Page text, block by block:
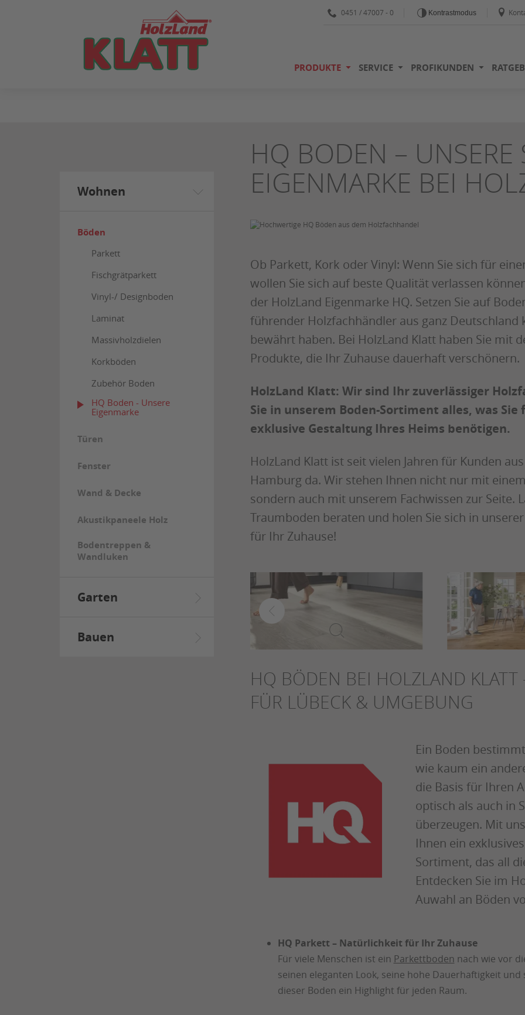
0451 / 47007 - 0 Kontrastmodus
PRODUKTE SERVICE PROFIKUNDEN
Wohnen
Böden
Parkett
Fischgrätparkett
Vinyl-/ Designboden
Laminat
Massivholzdielen
Korkböden
Zubehör Boden
HQ Boden - Unsere
Eigenmarke
Türen
Fenster
Wand & Decke
Akustikpaneele Holz
Bodentreppen &
Wandluken
Garten
Bauen
HQ BODEN – UNSERE
EIGENMARKE BEI
Ob Parkett, Kork oder Vinyl: Wenn Sie sich für
wollen Sie sich auf beste Qualität verlassen
der HolzLand Eigenmarke HQ. Setzen Sie auf
führender Holzfachhändler aus ganz
bewährt haben. Bei HolzLand Klatt haben Sie mit
Produkte, die Ihr Zuhause dauerhaft verschönern.
HolzLand Klatt: Wir sind Ihr zuverlässiger
Sie in unserem Boden-Sortiment alles, was
exklusive Gestaltung Ihres Heims benötigen.
HolzLand Klatt ist seit vielen Jahren für Kunden
Hamburg da. Wir stehen Ihnen nicht nur mit
sondern auch mit unserem Fachwissen zur Seite.
Traumboden beraten und holen Sie sich in
für Ihr Zuhause!
HQ BÖDEN BEI HOLZLAND KLATT
FÜR LÜBECK & UMGEBUNG
Ein Boden
wie kaum ein
die Basis für Ihren
optisch als auch in
überzeugen. Mit
Ihnen ein
Sortiment, das all
Entdecken Sie im
Auwahl an Böden
HQ Parkett – Natürlichkeit für Ihr Zuhause
Für viele Menschen ist ein Parkettboden nach wie vor
seinen eleganten Look, seine hohe Dauerhaftigkeit
dieser Boden ein Highlight für jeden Raum.